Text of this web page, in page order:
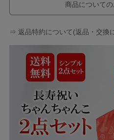
商品について
⇒ 返品特約について(返品・交換